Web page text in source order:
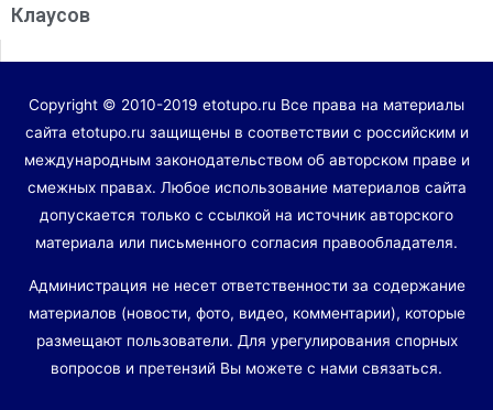
Клаусов
Copyright © 2010-2019 etotupo.ru Все права на материалы
сайта etotupo.ru защищены в соответствии с российским и
международным законодательством об авторском праве и
смежных правах. Любое использование материалов сайта
допускается только с ссылкой на источник авторского
материала или письменного согласия правообладателя.
Администрация не несет ответственности за содержание
материалов (новости, фото, видео, комментарии), которые
размещают пользователи. Для урегулирования спорных
вопросов и претензий Вы можете с нами связаться.